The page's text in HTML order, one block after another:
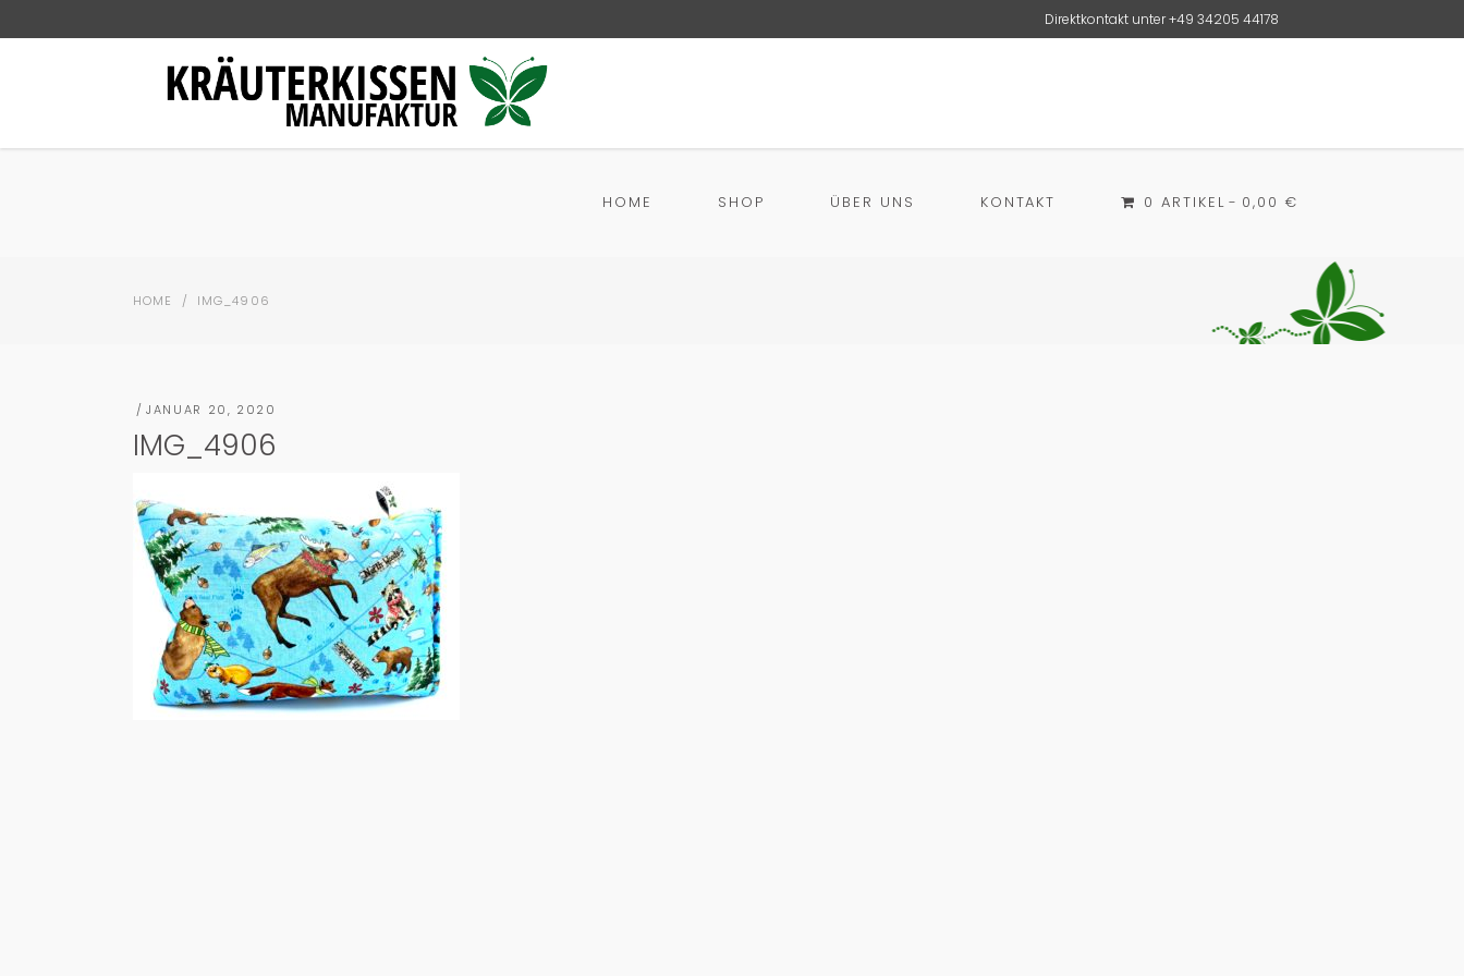
Direktkontakt unter+49 34205 44178
HOME SHOP ÜBER UNS KONTAKT 0 ARTIKEL 0,00 €
HOME / IMG_4906
JANUAR 20, 2020
IMG_4906